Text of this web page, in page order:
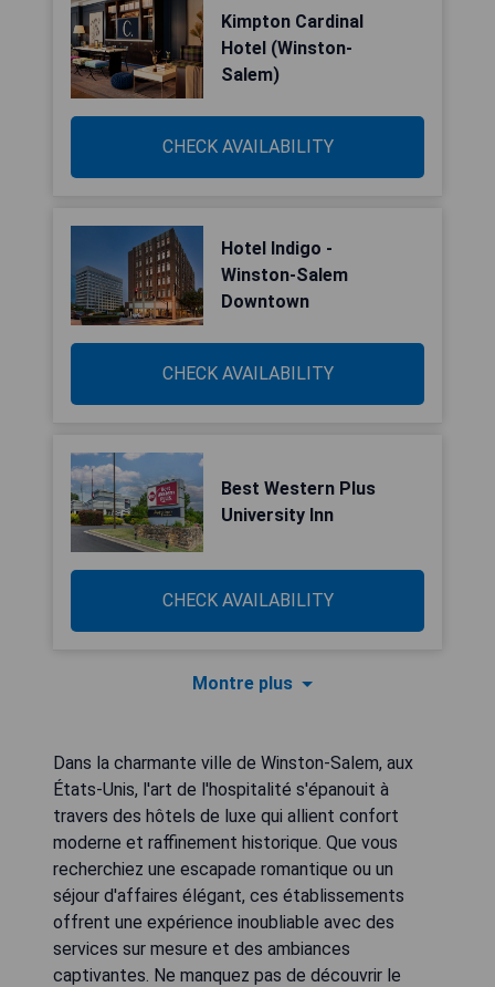
Kimpton Cardinal
Hotel (Winston-
Salem)
CHECK AVAILABILITY
Hotel Indigo -
Winston-Salem
Downtown
CHECK AVAILABILITY
Best Western Plus
University Inn
CHECK AVAILABILITY
Montre plus
Dans la charmante ville de Winston-Salem, aux
États-Unis, l'art de l'hospitalité s'épanouit à
travers des hôtels de luxe qui allient confort
moderne et raffinement historique. Que vous
recherchiez une escapade romantique ou un
séjour d'affaires élégant, ces établissements
offrent une expérience inoubliable avec des
services sur mesure et des ambiances
captivantes. Ne manquez pas de découvrir le